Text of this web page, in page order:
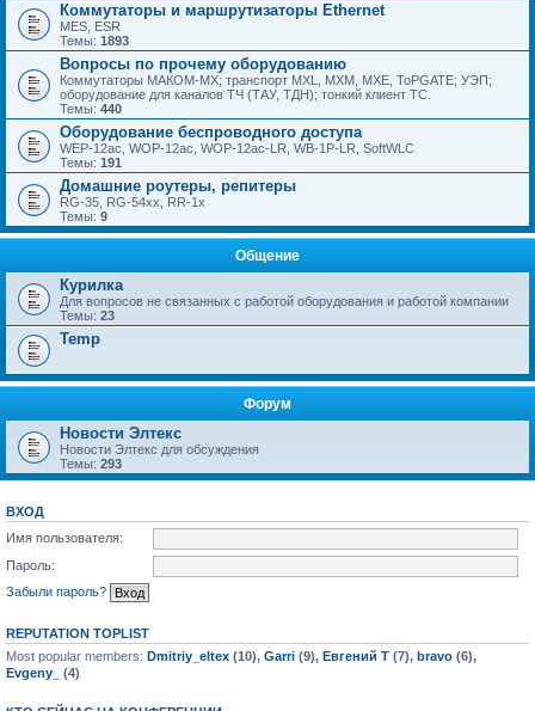
Коммутаторы и маршрутизаторы Ethernet
MES, ESR
Темы: 1893
Вопросы по прочему оборудованию
Коммутаторы МАКОМ-МХ; транспорт MXL, MXM, MXE, ToPGATE; УЭП;
оборудование для каналов ТЧ (ТАУ, ТДН); тонкий клиент ТС.
Темы: 440
Оборудование беспроводного доступа
WEP-12ac, WOP-12ac, WOP-12ac-LR, WB-1P-LR, SoftWLC
Темы: 191
Домашние роутеры, репитеры
RG-35, RG-54xx, RR-1x
Темы: 9
Общение
Курилка
Для вопросов не связанных с работой оборудования и работой компании
Темы: 23
Temp
Форум
Новости Элтекс
Новости Элтекс для обсуждения
Темы: 293
ВХОД
Имя пользователя:
Пароль:
Забыли пароль?
REPUTATION TOPLIST
Most popular members: Dmitriy_eltex (10), Garri (9), Евгений Т (7), bravo (6),
Evgeny_
(4)